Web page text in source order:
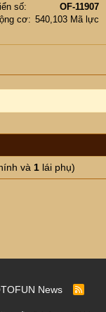
số
OF-11907
cơ
540,103 Mã lực
và 1 lái phụ)
News
R